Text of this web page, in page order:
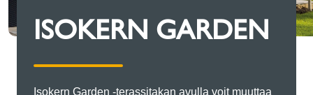
ISOKERN GARDEN
Isokern Garden -terassitakan avulla voit muuttaa